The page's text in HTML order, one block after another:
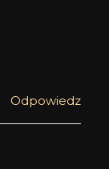
Odpowiedz